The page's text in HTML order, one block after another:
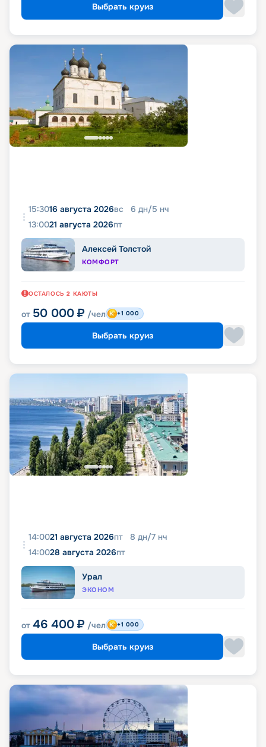
Выбрать круиз
15:3016 августа 2026вс 6 дн/5 нч
13:0021 августа 2026пт
Алексей Толстой
КОМФОРТ
ОСТАЛОСЬ 2 КАЮТЫ
от 50 000 ₽ /чел +1 000
Выбрать круиз
14:0021 августа 2026пт 8 дн/7 нч
14:0028 августа 2026пт
Урал
ЭКОНОМ
от 46 400 ₽ /чел +1 000
Выбрать круиз